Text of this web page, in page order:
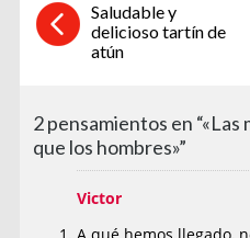
Saludable y
delicioso tartín de
atún
2 pensamientos en
que los hombres»”
Victor
A qué hemos llegado,